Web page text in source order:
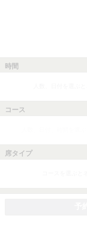
時間
コース
席タイプ